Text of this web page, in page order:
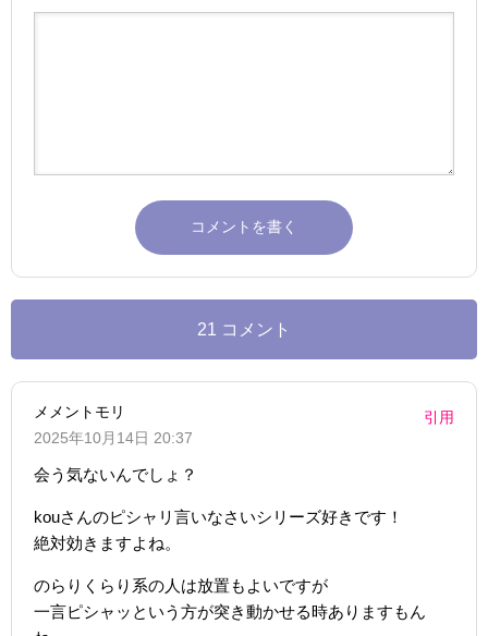
21 コメント
メメントモリ
2025年10月14日 20:37
引用
会う気ないんでしょ？
kouさんのピシャリ言いなさいシリーズ好きです！
絶対効きますよね。
のらりくらり系の人は放置もよいですが
一言ピシャッという方が突き動かせる時ありますもん